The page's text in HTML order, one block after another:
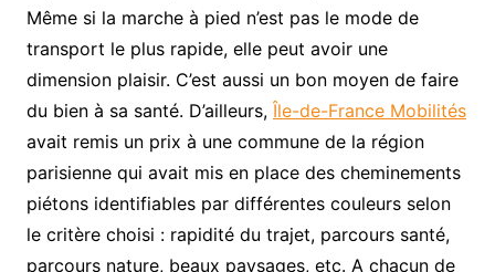
Même si la marche à pied n’est pas le mode de
transport le plus rapide, elle peut avoir une
dimension plaisir. C’est aussi un bon moyen de faire
du bien à sa santé. D’ailleurs, Île-de-France Mobilités
avait remis un prix à une commune de la région
parisienne qui avait mis en place des cheminements
piétons identifiables par différentes couleurs selon
le critère choisi : rapidité du trajet, parcours santé,
parcours nature, beaux paysages, etc. A chacun de